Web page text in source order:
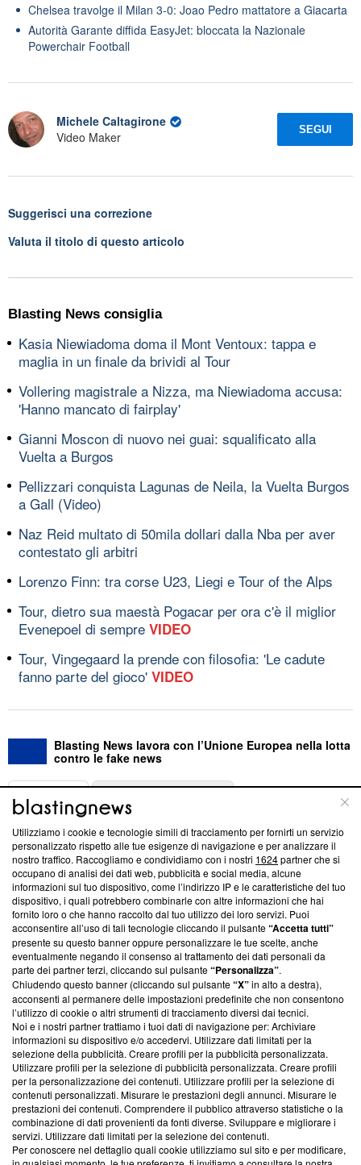
Chelsea travolge il Milan 3-0: Joao Pedro mattatore a Giacarta
Autorità Garante diffida EasyJet: bloccata la Nazionale
Powerchair Football
Michele Caltagirone
Video Maker
SEGUI
Suggerisci una correzione
Valuta il titolo di questo articolo
Blasting News consiglia
Kasia Niewiadoma doma il Mont Ventoux: tappa e
maglia in un finale da brividi al Tour
Vollering magistrale a Nizza, ma Niewiadoma accusa:
'Hanno mancato di fairplay'
Gianni Moscon di nuovo nei guai: squalificato alla
Vuelta a Burgos
Pellizzari conquista Lagunas de Neila, la Vuelta Burgos
a Gall (Video)
Naz Reid multato di 50mila dollari dalla Nba per aver
contestato gli arbitri
Lorenzo Finn: tra corse U23, Liegi e Tour of the Alps
Tour, dietro sua maestà Pogacar per ora c'è il miglior
Evenepoel di sempre VIDEO
Tour, Vingegaard la prende con filosofia: 'Le cadute
fanno parte del gioco' VIDEO
Blasting News lavora con l’Unione Europea nella lotta
contro le fake news
ABOUT
Questa sezione offre informazioni trasparenti su Blasting
News, sui nostri processi editoriali e su come ci impegniamo a
creare news di qualità. Inoltre, afferma la nostra aderenza a
‘Trust Project - News with Integrity’Blasting News non è
ancora membro del programma, ma ha richiesto di farne
parte; Trust Project non ha ancora effettuato una verifica di
conformità agli standard.
Su di noi
Team editoriale
Corporate
Redazione
Informativa Privacy
Cookie Policy
Blasting SA, IDI CHE-247.845.224, Via Carlo Frasca, 3 - 6900
Lugano (Svizzera) Tel:+39 0690258937
Utilizziamo i cookie e tecnologie simili di tracciamento per fornirti un servizio
personalizzato rispetto alle tue esigenze di navigazione e per analizzare il
nostro traffico. Raccogliamo e condividiamo con i nostri 1624partner che si
occupano di analisi dei dati web, pubblicità e social media, alcune
informazioni sul tuo dispositivo, come l’indirizzo IP e le caratteristiche del tuo
dispositivo, i quali potrebbero combinarle con altre informazioni che hai
fornito loro o che hanno raccolto dal tuo utilizzo dei loro servizi. Puoi
acconsentire all’uso di tali tecnologie cliccando il pulsante“Accetta tutti”
presente su questo banner oppure personalizzare le tue scelte, anche
eventualmente negando il consenso al trattamento dei dati personali da
parte dei partner terzi, cliccando sul pulsante“Personalizza”.
Chiudendo questo banner (cliccando sul pulsante“X”in alto a destra),
acconsenti al permanere delle impostazioni predefinite che non consentono
l’utilizzo di cookie o altri strumenti di tracciamento diversi dai tecnici.
Noi e i nostri partner trattiamo i tuoi dati di navigazione per: Archiviare
informazioni su dispositivo e/o accedervi. Utilizzare dati limitati per la
selezione della pubblicità. Creare profili per la pubblicità personalizzata.
Utilizzare profili per la selezione di pubblicità personalizzata. Creare profili
per la personalizzazione dei contenuti. Utilizzare profili per la selezione di
contenuti personalizzati. Misurare le prestazioni degli annunci. Misurare le
prestazioni dei contenuti. Comprendere il pubblico attraverso statistiche o la
combinazione di dati provenienti da fonti diverse. Sviluppare e migliorare i
servizi. Utilizzare dati limitati per la selezione dei contenuti.
Per conoscere nel dettaglio quali cookie utilizziamo sul sito e per modificare,